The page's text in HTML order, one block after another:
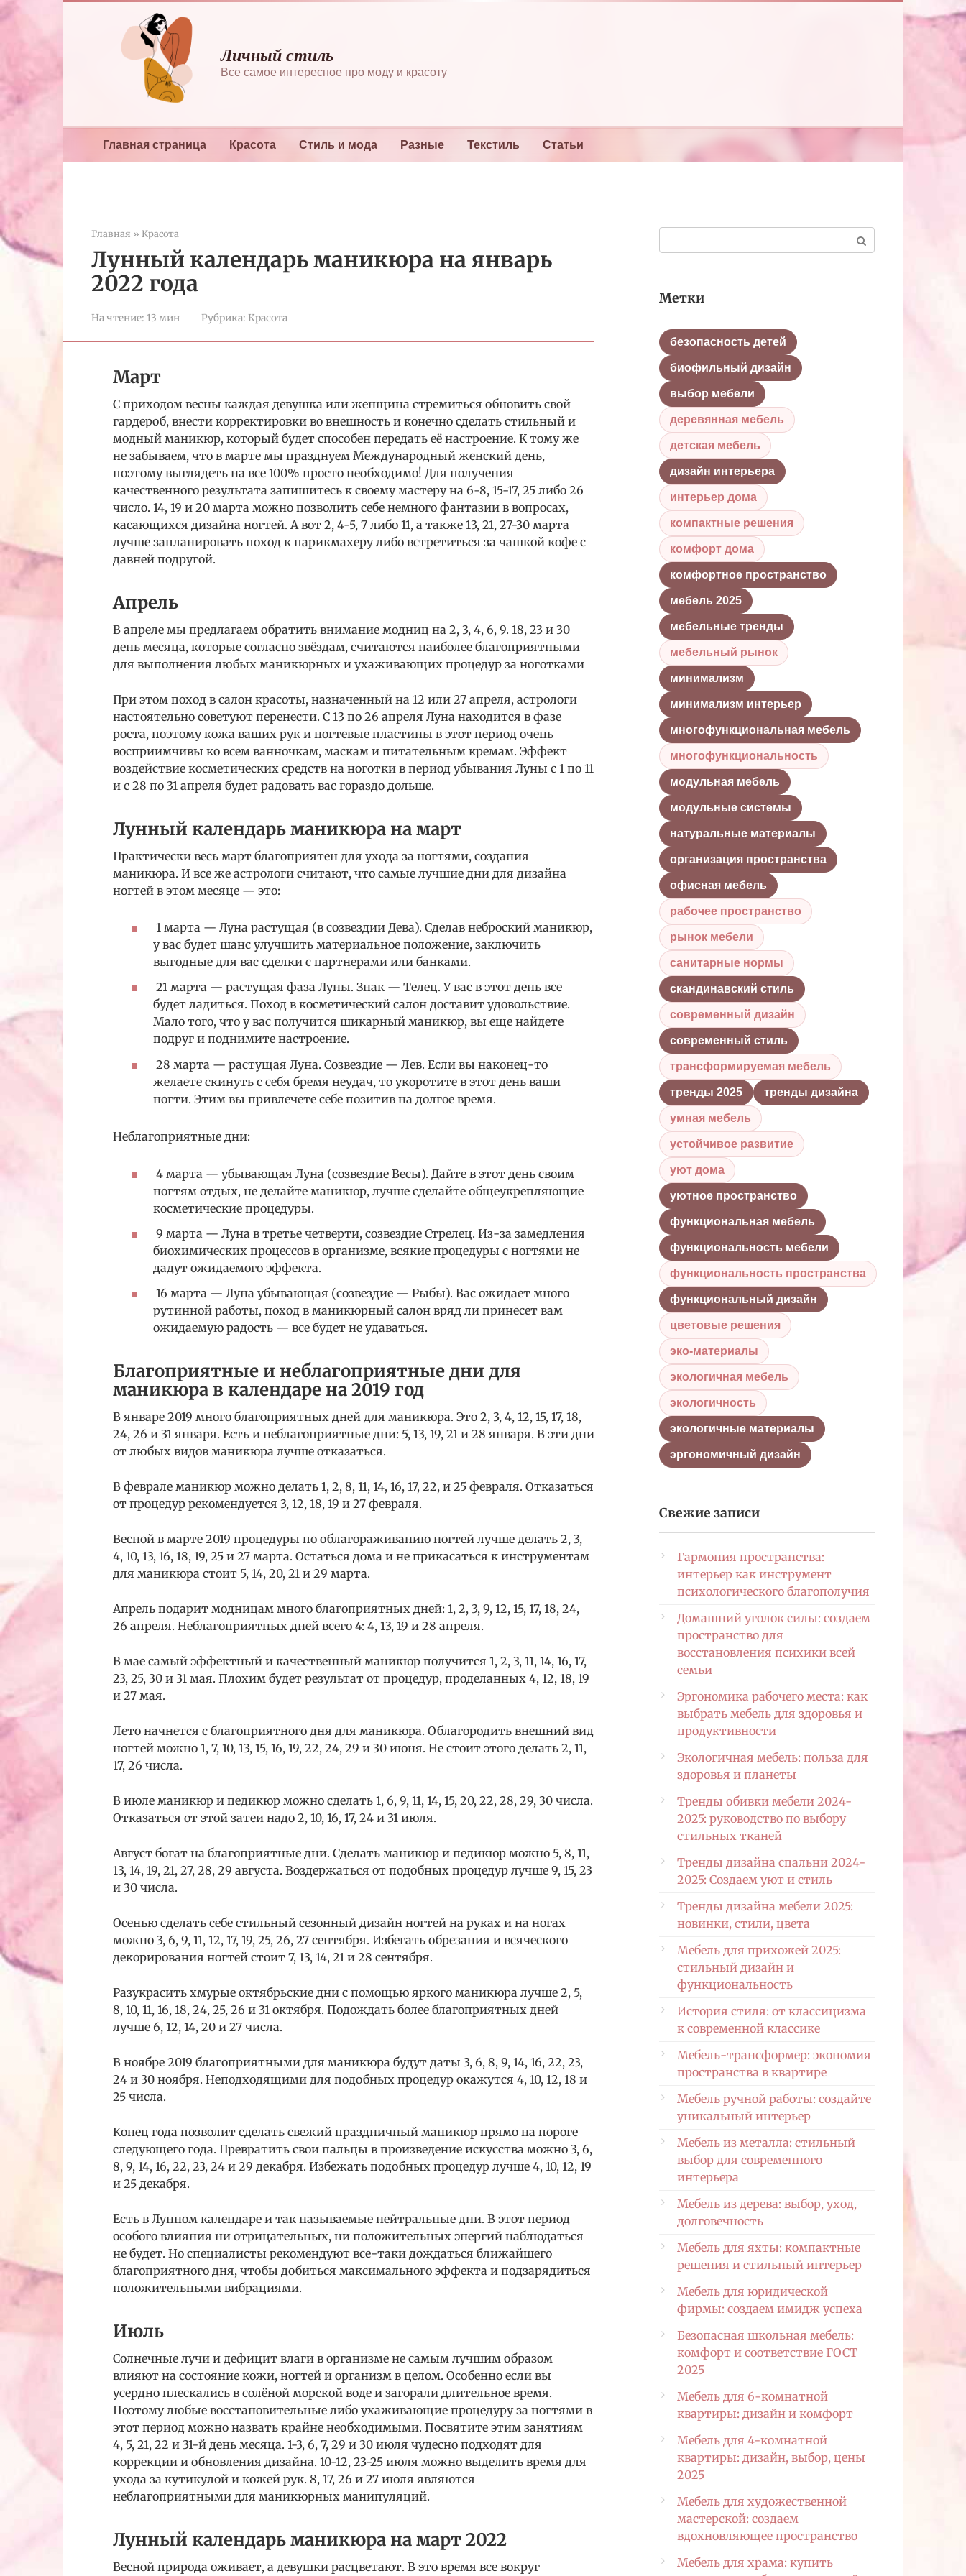
Перейти
к
Личный стиль
Все самое интересное про моду и красоту
Главная страница Красота Стиль и мода Разные Текстиль Статьи
Главная » Красота
Лунный календарь маникюра на январь
2022 года
На чтение: 13 мин Рубрика: Красота
Март
С приходом весны каждая девушка или женщина стремиться обновить свой
гардероб, внести корректировки во внешность и конечно сделать стильный и
модный маникюр, который будет способен передать её настроение. К тому же
не забываем, что в марте мы празднуем Международный женский день,
поэтому выглядеть на все 100% просто необходимо! Для получения
качественного результата запишитесь к своему мастеру на 6-8, 15-17, 25 либо 26
число. 14, 19 и 20 марта можно позволить себе немного фантазии в вопросах,
касающихся дизайна ногтей. А вот 2, 4-5, 7 либо 11, а также 13, 21, 27-30 марта
лучше запланировать поход к парикмахеру либо встретиться за чашкой кофе с
давней подругой.
Апрель
В апреле мы предлагаем обратить внимание модниц на 2, 3, 4, 6, 9. 18, 23 и 30
день месяца, которые согласно звёздам, считаются наиболее благоприятными
для выполнения любых маникюрных и ухаживающих процедур за ноготками
При этом поход в салон красоты, назначенный на 12 или 27 апреля, астрологи
настоятельно советуют перенести. С 13 по 26 апреля Луна находится в фазе
роста, поэтому кожа ваших рук и ногтевые пластины в этот период очень
восприимчивы ко всем ванночкам, маскам и питательным кремам. Эффект
воздействие косметических средств на ноготки в период убывания Луны с 1 по 11
и с 28 по 31 апреля будет радовать вас гораздо дольше.
Лунный календарь маникюра на март
Практически весь март благоприятен для ухода за ногтями, создания
маникюра. И все же астрологи считают, что самые лучшие дни для дизайна
ногтей в этом месяце — это:
1 марта — Луна растущая (в созвездии Дева). Сделав неброский маникюр,
у вас будет шанс улучшить материальное положение, заключить
выгодные для вас сделки с партнерами или банками.
21 марта — растущая фаза Луны. Знак — Телец. У вас в этот день все
будет ладиться. Поход в косметический салон доставит удовольствие.
Мало того, что у вас получится шикарный маникюр, вы еще найдете
подруг и поднимите настроение.
28 марта — растущая Луна. Созвездие — Лев. Если вы наконец-то
желаете скинуть с себя бремя неудач, то укоротите в этот день ваши
ногти. Этим вы привлечете себе позитив на долгое время.
Неблагоприятные дни:
4 марта — убывающая Луна (созвездие Весы). Дайте в этот день своим
ногтям отдых, не делайте маникюр, лучше сделайте общеукрепляющие
косметические процедуры.
9 марта — Луна в третье четверти, созвездие Стрелец. Из-за замедления
биохимических процессов в организме, всякие процедуры с ногтями не
дадут ожидаемого эффекта.
16 марта — Луна убывающая (созвездие — Рыбы). Вас ожидает много
рутинной работы, поход в маникюрный салон вряд ли принесет вам
ожидаемую радость — все будет не удаваться.
Благоприятные и неблагоприятные дни для
маникюра в календаре на 2019 год
В январе 2019 много благоприятных дней для маникюра. Это 2, 3, 4, 12, 15, 17, 18,
24, 26 и 31 января. Есть и неблагоприятные дни: 5, 13, 19, 21 и 28 января. В эти дни
от любых видов маникюра лучше отказаться.
В феврале маникюр можно делать 1, 2, 8, 11, 14, 16, 17, 22, и 25 февраля. Отказаться
от процедур рекомендуется 3, 12, 18, 19 и 27 февраля.
Весной в марте 2019 процедуры по облагораживанию ногтей лучше делать 2, 3,
4, 10, 13, 16, 18, 19, 25 и 27 марта. Остаться дома и не прикасаться к инструментам
для маникюра стоит 5, 14, 20, 21 и 29 марта.
Апрель подарит модницам много благоприятных дней: 1, 2, 3, 9, 12, 15, 17, 18, 24,
26 апреля. Неблагоприятных дней всего 4: 4, 13, 19 и 28 апреля.
В мае самый эффектный и качественный маникюр получится 1, 2, 3, 11, 14, 16, 17,
23, 25, 30 и 31 мая. Плохим будет результат от процедур, проделанных 4, 12, 18, 19
и 27 мая.
Лето начнется с благоприятного дня для маникюра. Облагородить внешний вид
ногтей можно 1, 7, 10, 13, 15, 16, 19, 22, 24, 29 и 30 июня. Не стоит этого делать 2, 11,
17, 26 числа.
В июле маникюр и педикюр можно сделать 1, 6, 9, 11, 14, 15, 20, 22, 28, 29, 30 числа.
Отказаться от этой затеи надо 2, 10, 16, 17, 24 и 31 июля.
Август богат на благоприятные дни. Сделать маникюр и педикюр можно 5, 8, 11,
13, 14, 19, 21, 27, 28, 29 августа. Воздержаться от подобных процедур лучше 9, 15, 23
и 30 числа.
Осенью сделать себе стильный сезонный дизайн ногтей на руках и на ногах
можно 3, 6, 9, 11, 12, 17, 19, 25, 26, 27 сентября. Избегать обрезания и всяческого
декорирования ногтей стоит 7, 13, 14, 21 и 28 сентября.
Разукрасить хмурые октябрьские дни с помощью яркого маникюра лучше 2, 5,
8, 10, 11, 16, 18, 24, 25, 26 и 31 октября. Подождать более благоприятных дней
лучше 6, 12, 14, 20 и 27 числа.
В ноябре 2019 благоприятными для маникюра будут даты 3, 6, 8, 9, 14, 16, 22, 23,
24 и 30 ноября. Неподходящими для подобных процедур окажутся 4, 10, 12, 18 и
25 числа.
Конец года позволит сделать свежий праздничный маникюр прямо на пороге
следующего года. Превратить свои пальцы в произведение искусства можно 3, 6,
8, 9, 14, 16, 22, 23, 24 и 29 декабря. Избежать подобных процедур лучше 4, 10, 12, 19
и 25 декабря.
Есть в Лунном календаре и так называемые нейтральные дни. В этот период
особого влияния ни отрицательных, ни положительных энергий наблюдаться
не будет. Но специалисты рекомендуют все-таки дождаться ближайшего
благоприятного дня, чтобы добиться максимального эффекта и подзарядиться
положительными вибрациями.
Июль
Солнечные лучи и дефицит влаги в организме не самым лучшим образом
влияют на состояние кожи, ногтей и организм в целом. Особенно если вы
усердно плескались в солёной морской воде и загорали длительное время.
Поэтому любые восстановительные либо ухаживающие процедуру за ногтями в
этот период можно назвать крайне необходимыми. Посвятите этим занятиям
4, 5, 21, 22 и 31-й день месяца. 1-3, 6, 7, 29 и 30 июля чудесно подходят для
коррекции и обновления дизайна. 10-12, 23-25 июля можно выделить время для
ухода за кутикулой и кожей рук. 8, 17, 26 и 27 июля являются
неблагоприятными для маникюрных манипуляций.
Лунный календарь маникюра на март 2022
Весной природа оживает, а девушки расцветают. В это время все вокруг
Метки
безопасность детей
биофильный дизайн
выбор мебели
деревянная мебель
детская мебель
дизайн интерьера
интерьер дома
компактные решения
комфорт дома
комфортное пространство
мебель 2025
мебельные тренды
мебельный рынок
минимализм
минимализм интерьер
многофункциональная мебель
многофункциональность
модульная мебель
модульные системы
натуральные материалы
организация пространства
офисная мебель
рабочее пространство
рынок мебели
санитарные нормы
скандинавский стиль
современный дизайн
современный стиль
трансформируемая мебель
тренды 2025 тренды дизайна
умная мебель
устойчивое развитие
уют дома
уютное пространство
функциональная мебель
функциональность мебели
функциональность пространства
функциональный дизайн
цветовые решения
эко-материалы
экологичная мебель
экологичность
экологичные материалы
эргономичный дизайн
Свежие записи
Гармония пространства:
интерьер как инструмент
психологического благополучия
Домашний уголок силы: создаем
пространство для
восстановления психики всей
семьи
Эргономика рабочего места: как
выбрать мебель для здоровья и
продуктивности
Экологичная мебель: польза для
здоровья и планеты
Тренды обивки мебели 2024-
2025: руководство по выбору
стильных тканей
Тренды дизайна спальни 2024-
2025: Создаем уют и стиль
Тренды дизайна мебели 2025:
новинки, стили, цвета
Мебель для прихожей 2025:
стильный дизайн и
функциональность
История стиля: от классицизма
к современной классике
Мебель-трансформер: экономия
пространства в квартире
Мебель ручной работы: создайте
уникальный интерьер
Мебель из металла: стильный
выбор для современного
интерьера
Мебель из дерева: выбор, уход,
долговечность
Мебель для яхты: компактные
решения и стильный интерьер
Мебель для юридической
фирмы: создаем имидж успеха
Безопасная школьная мебель:
комфорт и соответствие ГОСТ
2025
Мебель для 6-комнатной
квартиры: дизайн и комфорт
Мебель для 4-комнатной
квартиры: дизайн, выбор, цены
2025
Мебель для художественной
мастерской: создаем
вдохновляющее пространство
Мебель для храма: купить